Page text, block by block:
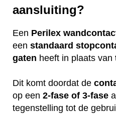
aansluiting?
Een Perilex
een standaard
gaten heeft in plaats van
Dit komt doordat de
op een 2-fase of 3-fase
tegenstelling tot de